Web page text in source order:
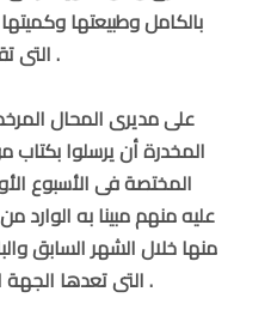
بالكامل وطبيعتها
التى تقررها الجهة الإدارية المختصة .
على مديرى المحال
المخدرة أن يرسلوا بكتاب
المختصة فى الأسبوع
عليه منهم مبينا به
منها خلال الشهر السابق
التى تعدها الجهة الإدارية المختصة لهذا الغرض .